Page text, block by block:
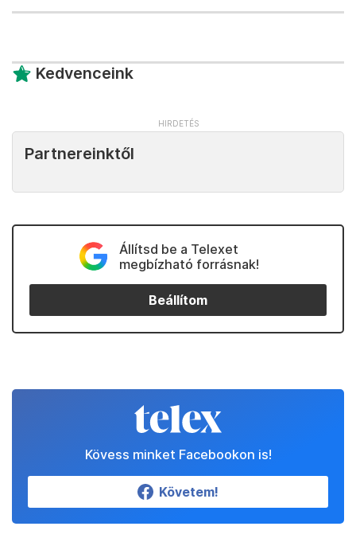
Kedvenceink
Partnereinktől
Állítsd be a Telexet
megbízható forrásnak!
Beállítom
Kövess minket Facebookon is!
Követem!